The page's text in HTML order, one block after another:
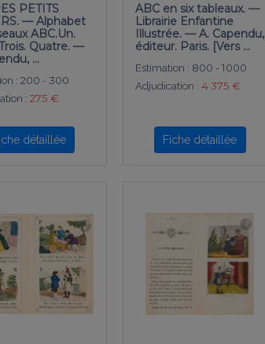
PETITS
— Alphabet
ABC.Un.
Quatre. —
…
: 200 - 300
: 275 €
détaillée
ABC en six tableaux. —
Librairie Enfantine
Illustrée. — A. Capendu,
éditeur. Paris. [Vers …
Estimation : 800 - 1000
Adjudication : 4 375 €
Fiche détaillée